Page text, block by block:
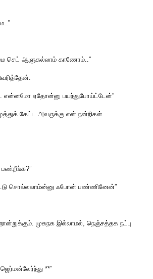
செட் ஆளுகல்லாம் காணோம்..”
என்னமோ ஏதோன்னு பயந்துபோய்ட்டேன்”
கேட்ட அவருக்கு என் நன்றிகள்.
சொல்லலாம்ன்னு ஃபோன் பண்ணினேன்”
முகநக இல்லாமல், நெஞ்சத்தக நட்பு
ஜெர்மன்லேர்ந்து **”